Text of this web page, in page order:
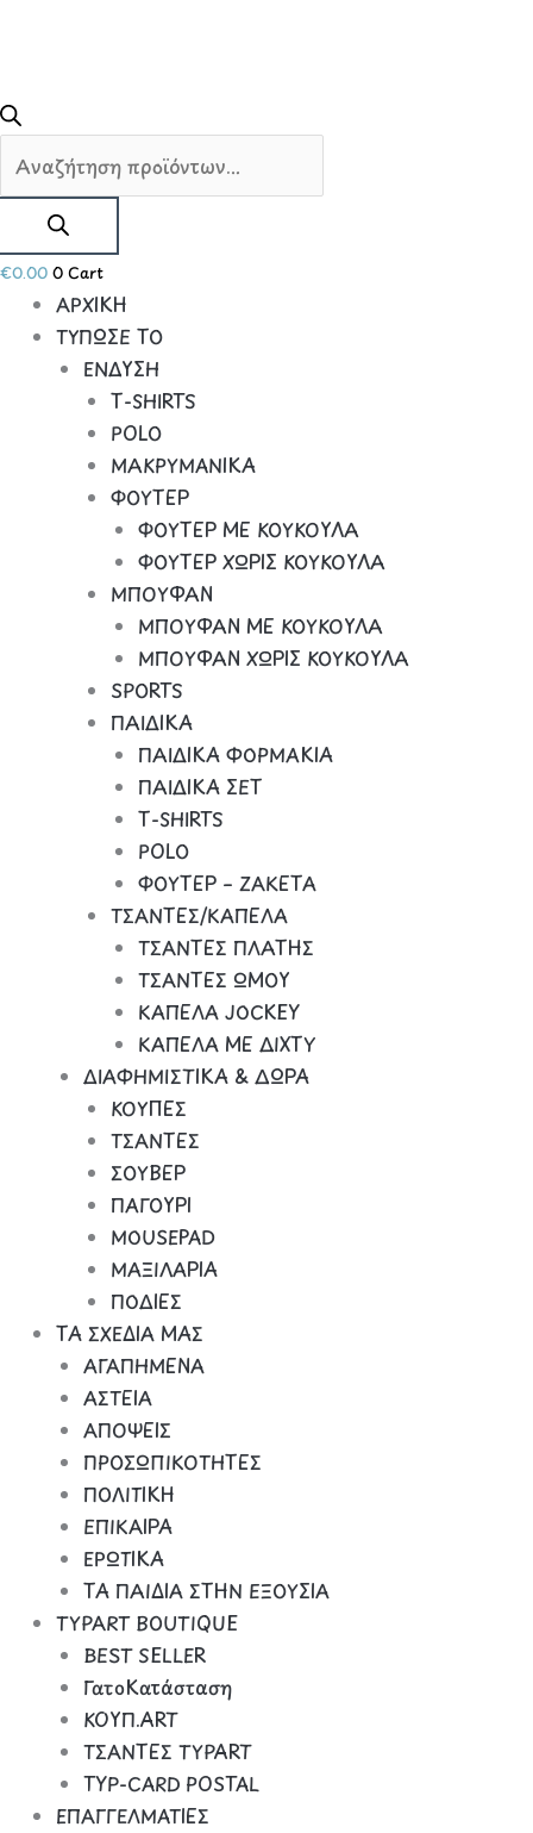
€0.00 0 Cart
ΑΡΧΙΚΗ
ΤΥΠΩΣΕ ΤΟ
ΕΝΔΥΣΗ
Τ-SHIRTS
POLO
ΜΑΚΡΥΜΑΝΙΚΑ
ΦΟΥΤΕΡ
ΦΟΥΤΕΡ ΜΕ ΚΟΥΚΟΥΛΑ
ΦΟΥΤΕΡ ΧΩΡΙΣ ΚΟΥΚΟΥΛΑ
ΜΠΟΥΦΑΝ
ΜΠΟΥΦΑΝ ΜΕ ΚΟΥΚΟΥΛΑ
ΜΠΟΥΦΑΝ ΧΩΡΙΣ ΚΟΥΚΟΥΛΑ
SPORTS
ΠΑΙΔΙΚΑ
ΠΑΙΔΙΚΑ ΦΟΡΜΑΚΙΑ
ΠΑΙΔΙΚΑ ΣΕΤ
Τ-SHIRTS
POLO
ΦΟΥΤΕΡ – ΖΑΚΕΤΑ
ΤΣΑΝΤΕΣ/ΚΑΠΕΛΑ
ΤΣΑΝΤΕΣ ΠΛΑΤΗΣ
ΤΣΑΝΤΕΣ ΩΜΟΥ
ΚΑΠΕΛΑ JOCKEY
ΚΑΠΕΛΑ ΜΕ ΔΙΧΤΥ
ΔΙΑΦΗΜΙΣΤΙΚΑ & ΔΩΡΑ
ΚΟΥΠΕΣ
ΤΣΑΝΤΕΣ
ΣΟΥΒΕΡ
ΠΑΓΟΥΡΙ
MOUSEPAD
ΜΑΞΙΛΑΡΙΑ
ΠΟΔΙΕΣ
ΤΑ ΣΧΕΔΙΑ ΜΑΣ
ΑΓΑΠΗΜΕΝΑ
ΑΣΤΕΙΑ
ΑΠΟΨΕΙΣ
ΠΡΟΣΩΠΙΚΟΤΗΤΕΣ
ΠΟΛΙΤΙΚΗ
ΕΠΙΚΑΙΡΑ
ΕΡΩΤΙΚΑ
ΤΑ ΠΑΙΔΙΑ ΣΤΗΝ ΕΞΟΥΣΙΑ
TYPART BOUTIQUE
BEST SELLER
ΓατοΚατάσταση
ΚΟΥΠ.ART
ΤΣΑΝΤΕΣ TYPART
TYP-CARD POSTAL
ΕΠΑΓΓΕΛΜΑΤΙΕΣ